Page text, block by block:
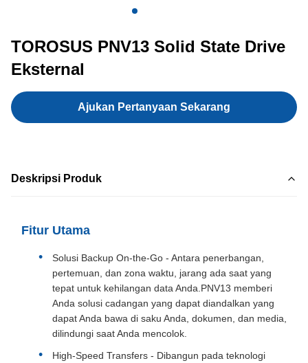
TOROSUS PNV13 Solid State Drive
Eksternal
Ajukan Pertanyaan Sekarang
Deskripsi Produk
Fitur Utama
Solusi Backup On-the-Go - Antara penerbangan,
pertemuan, dan zona waktu, jarang ada saat yang
tepat untuk kehilangan data Anda.PNV13 memberi
Anda solusi cadangan yang dapat diandalkan yang
dapat Anda bawa di saku Anda, dokumen, dan media,
dilindungi saat Anda mencolok.
High-Speed Transfers - Dibangun pada teknologi